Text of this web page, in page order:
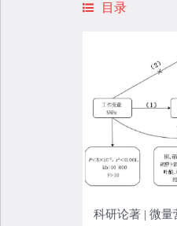
目录
科研论著 | 微量